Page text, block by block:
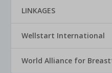
LINKAGES
Wellstart International
World Alliance for